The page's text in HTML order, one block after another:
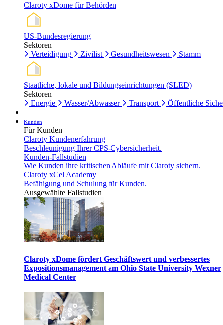
Claroty xDome für Behörden
US-Bundesregierung
Sektoren
Verteidigung
Zivilist Gesundheitswesen Stamm
Staatliche, lokale und Bildungseinrichtungen (SLED)
Sektoren
Energie
Wasser/Abwasser Transport Öffentliche
Kunden
Für Kunden
Claroty Kundenerfahrung
Beschleunigung Ihrer CPS-Cybersicherheit.
Kunden-Fallstudien
Wie Kunden ihre kritischen Abläufe mit Claroty sichern.
Claroty xCel Academy
Befähigung und Schulung für Kunden.
Ausgewählte Fallstudien
Claroty xDome fördert Geschäftswert und verbessertes
Expositionsmanagement am Ohio State University Wexner
Medical Center